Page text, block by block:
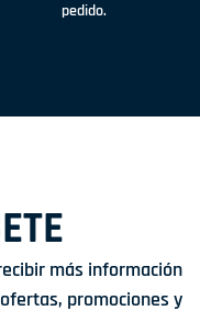
pedido.
más información
promociones y